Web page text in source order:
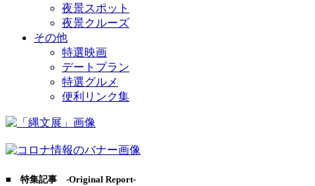
夜景スポット
夜景クルーズ
その他
特選映画
デートプラン
特選グルメ
便利リンク集
■ 特集記事 -Original Report-